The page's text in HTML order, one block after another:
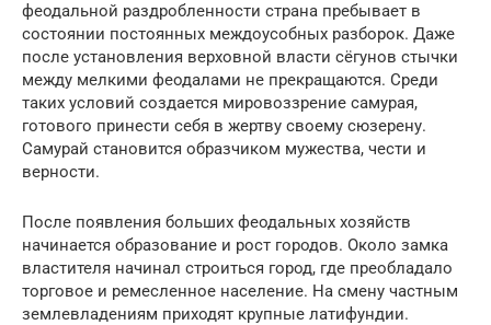
феодальной раздробленности страна пребывает в
состоянии постоянных междоусобных разборок. Даже
после установления верховной власти сёгунов стычки
между мелкими феодалами не прекращаются. Среди
таких условий создается мировоззрение самурая,
готового принести себя в жертву своему сюзерену.
Самурай становится образчиком мужества, чести и
верности.
После появления больших феодальных хозяйств
начинается образование и рост городов. Около замка
властителя начинал строиться город, где преобладало
торговое и ремесленное население. На смену частным
землевладениям приходят крупные латифундии.